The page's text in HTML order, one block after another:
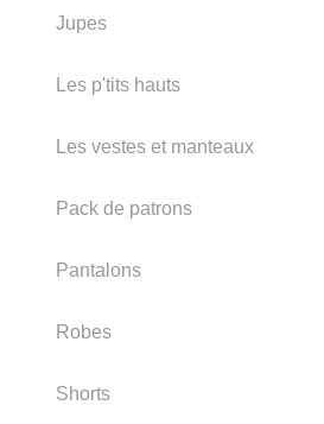
Jupes
Les p'tits hauts
Les vestes et manteaux
Pack de patrons
Pantalons
Robes
Shorts